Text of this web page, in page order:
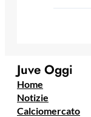
Juve Oggi
Home
Notizie
Calciomercato